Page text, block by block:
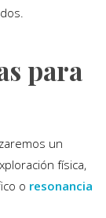
para
un
física,
o resonancia